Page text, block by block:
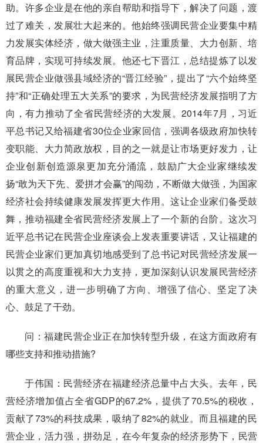
助。许多企业是在他的亲自帮助和指导下，解决了问题，渡
过了难关，发展壮大起来的。他始终强调民营企业要集中精
力发展实体经济，做大做强主业，注重质量、大力创新、培
育品牌，实现可持续发展。他还七下晋江，总结提炼了以发
展民营企业做强县域经济的“晋江经验”，提出了“六个始终坚
持”和“正确处理五大关系”的要求，为民营经济发展指明了方
向，有力推动了全省民营经济的大发展。2014年7月，习近
平总书记又给福建省30位企业家回信，强调各级政府加快转
变职能、大力简政放权，目的之一就是让市场更好发力，让
企业创新创造源泉更加充分涌流，鼓励广大企业家继续发
扬“敢为天下先、爱拼才会赢”的闯劲，不断做大做强，为国家
经济社会持续健康发展发挥更大作用。这让企业家们备受鼓
舞，推动福建全省民营经济发展上了一个新的台阶。这次习
近平总书记在民营企业座谈会上发表重要讲话，又让福建的
民营企业家们更加真切地感受到了总书记对民营经济发展一
以贯之的高度重视和大力支持，更加深刻认识发展民营经济
的重大意义，进一步明确了方向、增强了信心、坚定了决
心、鼓足了干劲。
问：福建民营企业正在加快转型升级，在这方面政府有
哪些支持和推动措施?
于伟国：民营经济在福建经济总量中占大头。去年，民
营经济增加值占全省GDP的67.2%，提供了70.5%的税收，
贡献了73%的科技成果，吸纳了82%的就业。而且福建的民
营企业，活力强，拼劲足，在今年复杂的经济形势下，民营